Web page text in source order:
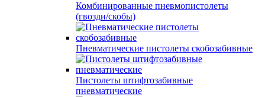
Комбинированные пневмопистолеты
(гвозди/скобы)
Пневматические пистолеты скобозабивные
Пистолеты штифтозабивные
пневматические